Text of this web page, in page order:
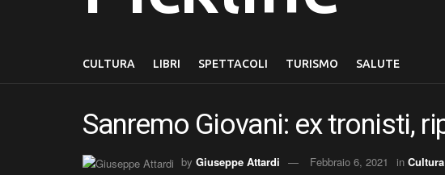
CULTURA LIBRI SPETTACOLI TURISMO SALUTE
Sanremo Giovani: ex tronisti,
by Giuseppe Attardi Febbraio 6, 2021 in Cultura